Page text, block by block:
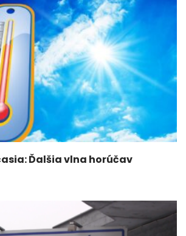
Ďalšia vlna horúčav